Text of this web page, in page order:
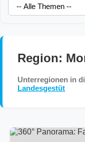
Region:
Unterregionen in
Landesgestüt